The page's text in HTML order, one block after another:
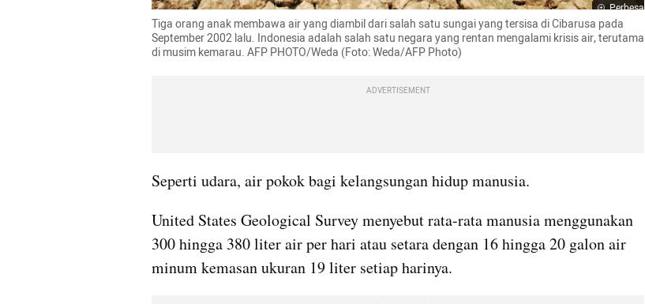
Perbesar
Tiga orang anak membawa air yang diambil dari salah satu sungai yang tersisa di Cibarusa pada
September 2002 lalu. Indonesia adalah salah satu negara yang rentan mengalami krisis air, terutama
di musim kemarau. AFP PHOTO/Weda (Foto: Weda/AFP Photo)
ADVERTISEMENT
Seperti udara, air pokok bagi kelangsungan hidup manusia.
United States Geological Survey menyebut rata-rata manusia menggunakan
300 hingga 380 liter air per hari atau setara dengan 16 hingga 20 galon air
minum kemasan ukuran 19 liter setiap harinya.